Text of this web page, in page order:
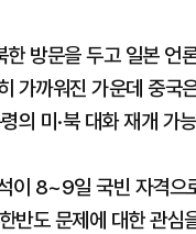
방문을 두고 일본 언
가까워진 가운데 중국
의 미·북 대화 재개 가
이 8~9일 국빈 자격으
반도 문제에 대한 관